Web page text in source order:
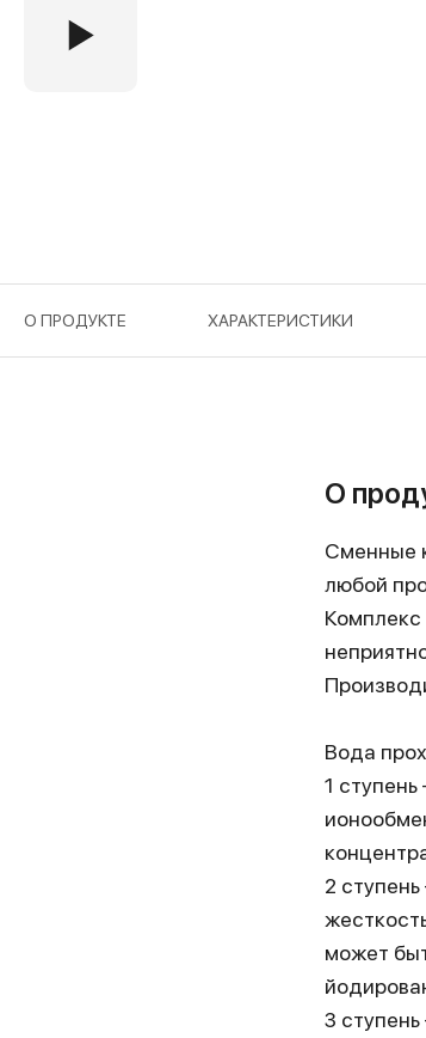
О ПРОДУКТЕ ХАРАКТЕРИСТИКИ
О
Сменные
любой
Вода
1
2
может
3